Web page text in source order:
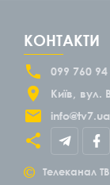
КОНТАКТИ
099 760 94
Київ
вул.
info@tv7.ua
© Телеканал